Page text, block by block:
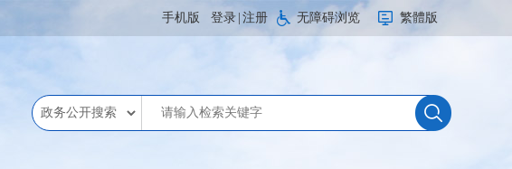
手机版 登录 注册 无障碍浏览 繁體版